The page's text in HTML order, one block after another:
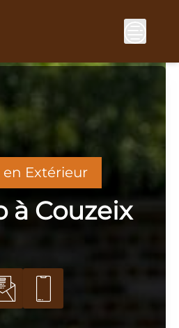
en Extérieur
à Couzeix